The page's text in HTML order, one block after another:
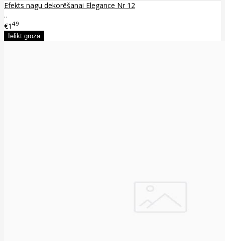
Efekts nagu dekorēšanai Elegance Nr 12
..
€1 49